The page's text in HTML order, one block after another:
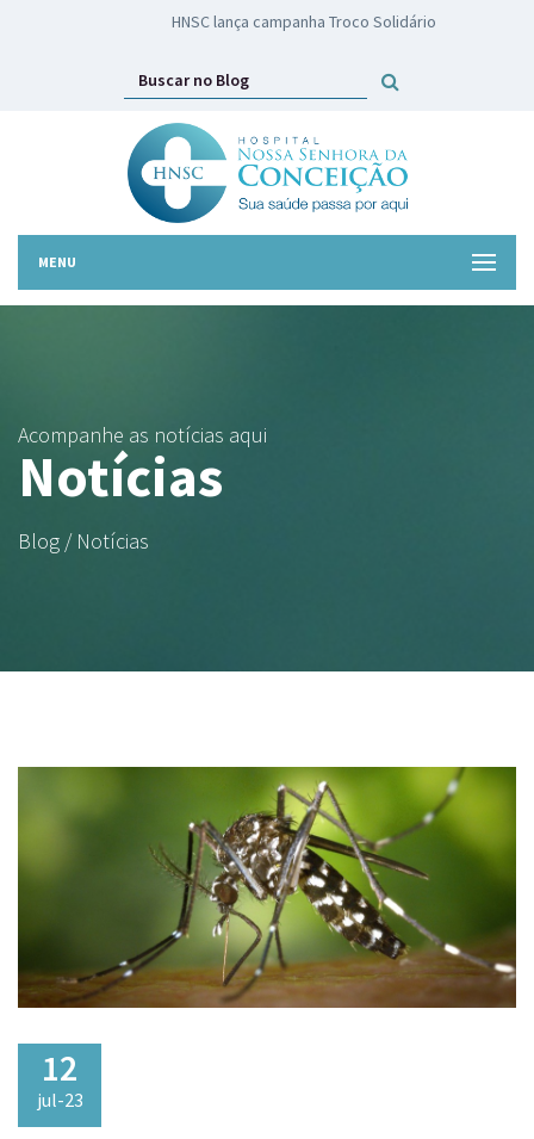
HNSC lança campanha Troco Solidário
MENU
Acompanhe as notícias aqui
Notícias
Blog / Notícias
12
jul-23